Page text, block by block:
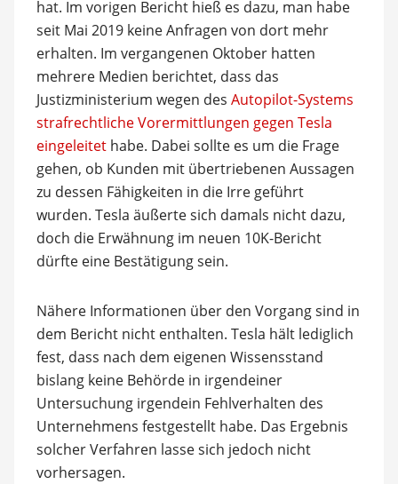
hat. Im vorigen Bericht hieß es dazu, man habe
seit Mai 2019 keine Anfragen von dort mehr
erhalten. Im vergangenen Oktober hatten
mehrere Medien berichtet, dass das
Justizministerium wegen des Autopilot-Systems
strafrechtliche Vorermittlungen gegen Tesla
eingeleitethabe. Dabei sollte es um die Frage
gehen, ob Kunden mit übertriebenen Aussagen
zu dessen Fähigkeiten in die Irre geführt
wurden. Tesla äußerte sich damals nicht dazu,
doch die Erwähnung im neuen 10K-Bericht
dürfte eine Bestätigung sein.
Nähere Informationen über den Vorgang sind in
dem Bericht nicht enthalten. Tesla hält lediglich
fest, dass nach dem eigenen Wissensstand
bislang keine Behörde in irgendeiner
Untersuchung irgendein Fehlverhalten des
Unternehmens festgestellt habe. Das Ergebnis
solcher Verfahren lasse sich jedoch nicht
vorhersagen.